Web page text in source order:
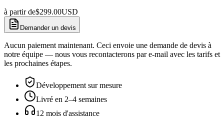
à partir de$299.00USD
Demander un devis
Aucun paiement maintenant. Ceci envoie une demande de devis à
notre équipe — nous vous recontacterons par e-mail avec les tarifs et
les prochaines étapes.
Développement sur mesure
Livré en 2–4 semaines
12 mois d'assistance